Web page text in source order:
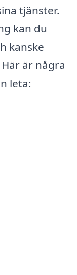
tjänster.
kan du
kanske
är några
leta: